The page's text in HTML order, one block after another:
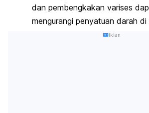
dan pembengkakan varises
mengurangi penyatuan darah
Iklan